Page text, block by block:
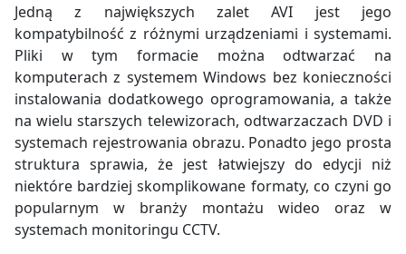
Jedną z największych zalet AVI jest jego
kompatybilność z różnymi urządzeniami i systemami.
Pliki w tym formacie można odtwarzać na
komputerach z systemem Windows bez konieczności
instalowania dodatkowego oprogramowania, a także
na wielu starszych telewizorach, odtwarzaczach DVD i
systemach rejestrowania obrazu. Ponadto jego prosta
struktura sprawia, że jest łatwiejszy do edycji niż
niektóre bardziej skomplikowane formaty, co czyni go
popularnym w branży montażu wideo oraz w
systemach monitoringu CCTV.